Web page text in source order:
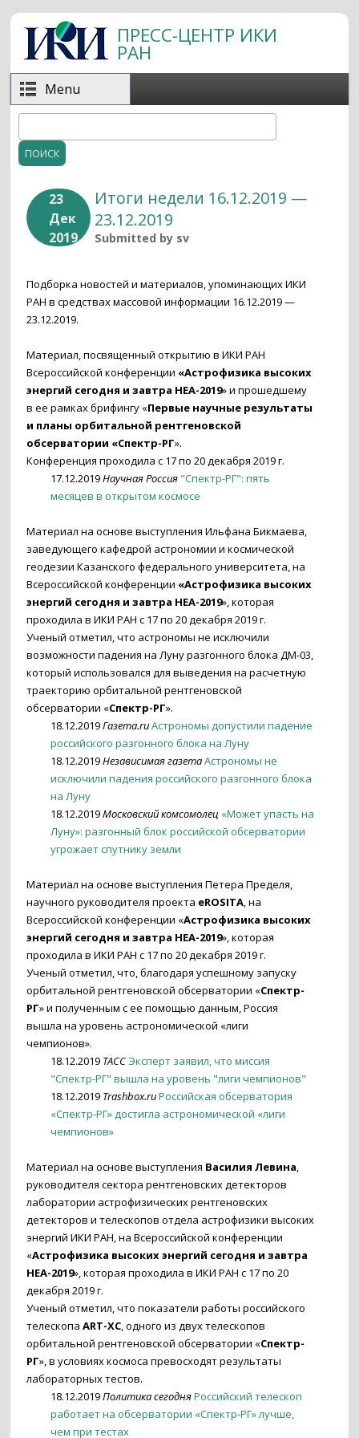
Перейти к основному содержанию
ПРЕСС-ЦЕНТР ИКИ
РАН
Menu
Форма поиска
23
Дек
2019
Итоги недели 16.12.2019 —
23.12.2019
Submitted by sv
Подборка новостей и материалов, упоминающих ИКИ
РАН в средствах массовой информации 16.12.2019 —
23.12.2019.
Материал, посвященный открытию в ИКИ РАН
Всероссийской конференции «Астрофизика высоких
энергий сегодня и завтра HEA-2019» и прошедшему
в ее рамках брифингу «Первые научные результаты
и планы орбитальной рентгеновской
обсерватории «Спектр-РГ».
Конференция проходила с 17 по 20 декабря 2019 г.
17.12.2019Научная Россия "Спектр-РГ": пять
месяцев в открытом космосе
Материал на основе выступления Ильфана Бикмаева,
заведующего кафедрой астрономии и космической
геодезии Казанского федерального университета, на
Всероссийской конференции «Астрофизика высоких
энергий сегодня и завтра HEA-2019», которая
проходила в ИКИ РАН с 17 по 20 декабря 2019 г.
Ученый отметил, что астрономы не исключили
возможности падения на Луну разгонного блока ДМ-03,
который использовался для выведения на расчетную
траекторию орбитальной рентгеновской
обсерватории «Спектр-РГ».
18.12.2019Газета.ruАстрономы допустили падение
российского разгонного блока на Луну
18.12.2019Независимая газетаАстрономы не
исключили падения российского разгонного блока
на Луну
18.12.2019Московский комсомолец «Может упасть на
Луну»: разгонный блок российской обсерватории
угрожает спутнику земли
Материал на основе выступления Петера Пределя,
научного руководителя проекта eROSITA, на
Всероссийской конференции «Астрофизика высоких
энергий сегодня и завтра HEA-2019», которая
проходила в ИКИ РАН с 17 по 20 декабря 2019 г.
Ученый отметил, что, благодаря успешному запуску
орбитальной рентгеновской обсерватории «Спектр-
РГ» и полученным с ее помощью данным, Россия
вышла на уровень астрономической «лиги
чемпионов».
18.12.2019 ТАСС Эксперт заявил, что миссия
"Спектр-РГ" вышла на уровень "лиги чемпионов"
18.12.2019 Trashbox.ruРоссийская обсерватория
«Спектр-РГ» достигла астрономической «лиги
чемпионов»
Материал на основе выступления Василия Левина,
руководителя сектора рентгеновских детекторов
лаборатории астрофизических рентгеновских
детекторов и телескопов отдела астрофизики высоких
энергий ИКИ РАН, на Всероссийской конференции
«Астрофизика высоких энергий сегодня и завтра
HEA-2019», которая проходила в ИКИ РАН с 17 по 20
декабря 2019 г.
Ученый отметил, что показатели работы российского
телескопаART-XC, одного из двух телескопов
орбитальной рентгеновской обсерватории «Спектр-
РГ», в условиях космоса превосходят результаты
лабораторных тестов.
18.12.2019Политика сегодняРоссийский телескоп
работает на обсерватории «Спектр-РГ» лучше,
чем при тестах